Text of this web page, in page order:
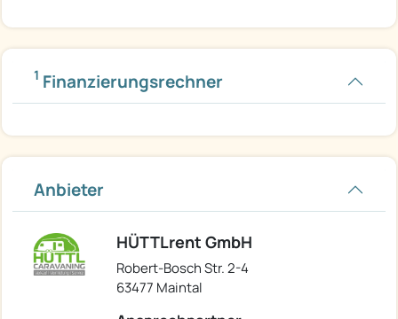
1 Finanzierungsrechner
Anbieter
HÜTTLrent GmbH
Robert-Bosch Str. 2-4
63477 Maintal